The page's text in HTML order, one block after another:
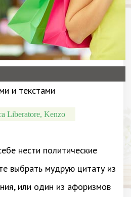
Liberatore, Kenzo
нести политические
выбрать мудрую цитату из
или один из афоризмов